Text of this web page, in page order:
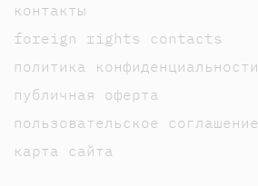
контакты
foreign rights contacts
политика конфиденциальности
публичная оферта
пользовательское соглашение
карта сайта